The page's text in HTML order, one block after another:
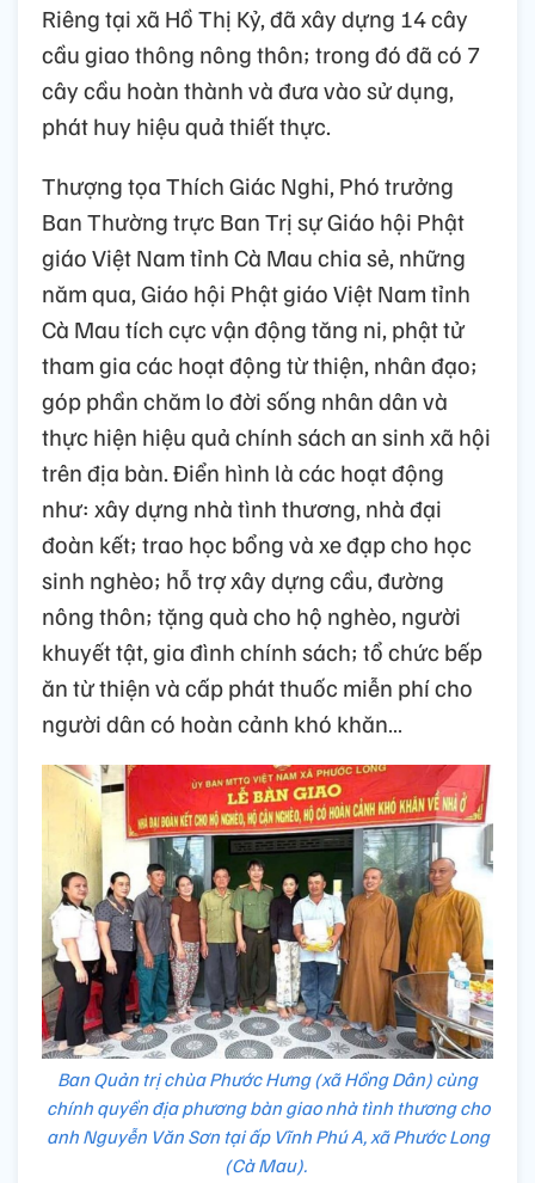
Riêng tại xã Hồ Thị Kỷ, đã xây dựng 14 cây
cầu giao thông nông thôn; trong đó đã có 7
cây cầu hoàn thành và đưa vào sử dụng,
phát huy hiệu quả thiết thực.
Thượng tọa Thích Giác Nghi, Phó trưởng
Ban Thường trực Ban Trị sự Giáo hội Phật
giáo Việt Nam tỉnh Cà Mau chia sẻ, những
năm qua, Giáo hội Phật giáo Việt Nam tỉnh
Cà Mau tích cực vận động tăng ni, phật tử
tham gia các hoạt động từ thiện, nhân đạo;
góp phần chăm lo đời sống nhân dân và
thực hiện hiệu quả chính sách an sinh xã hội
trên địa bàn. Điển hình là các hoạt động
như: xây dựng nhà tình thương, nhà đại
đoàn kết; trao học bổng và xe đạp cho học
sinh nghèo; hỗ trợ xây dựng cầu, đường
nông thôn; tặng quà cho hộ nghèo, người
khuyết tật, gia đình chính sách; tổ chức bếp
ăn từ thiện và cấp phát thuốc miễn phí cho
người dân có hoàn cảnh khó khăn…
Ban Quản trị chùa Phước Hưng (xã Hồng Dân) cùng
chính quyền địa phương bàn giao nhà tình thương cho
anh Nguyễn Văn Sơn tại ấp Vĩnh Phú A, xã Phước Long
(Cà Mau).